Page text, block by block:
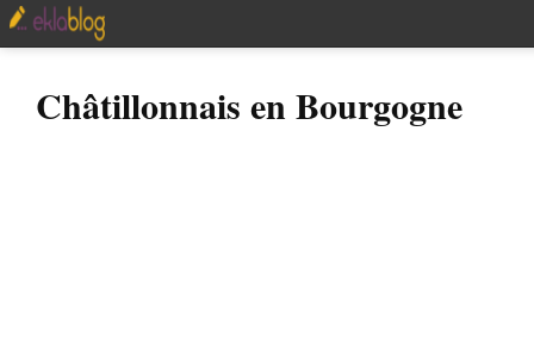
Châtillonnais en Bourgogne